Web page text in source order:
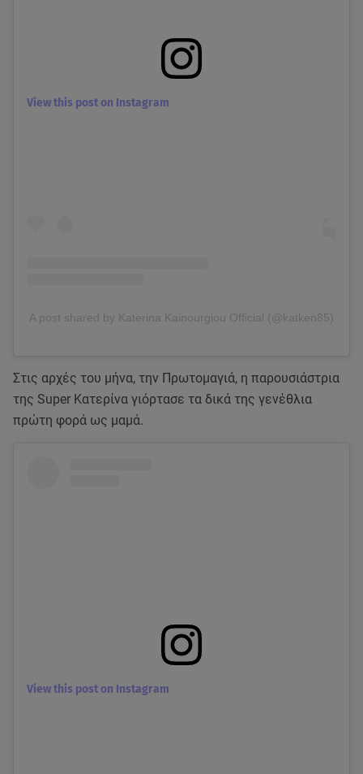
View this post on Instagram
A post shared by Katerina Kainourgiou Official (@katken85)
Στις αρχές του μήνα, την Πρωτομαγιά, η παρουσιάστρια
της Super Κατερίνα γιόρτασε τα δικά της γενέθλια
πρώτη φορά ως μαμά.
View this post on Instagram